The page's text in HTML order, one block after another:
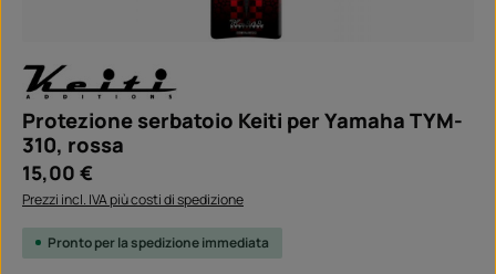
Protezione serbatoio Keiti per Yamaha TYM-
310, rossa
Prezzo normale:
15,00 €
Prezzi incl. IVA più costi di spedizione
Pronto per la spedizione immediata